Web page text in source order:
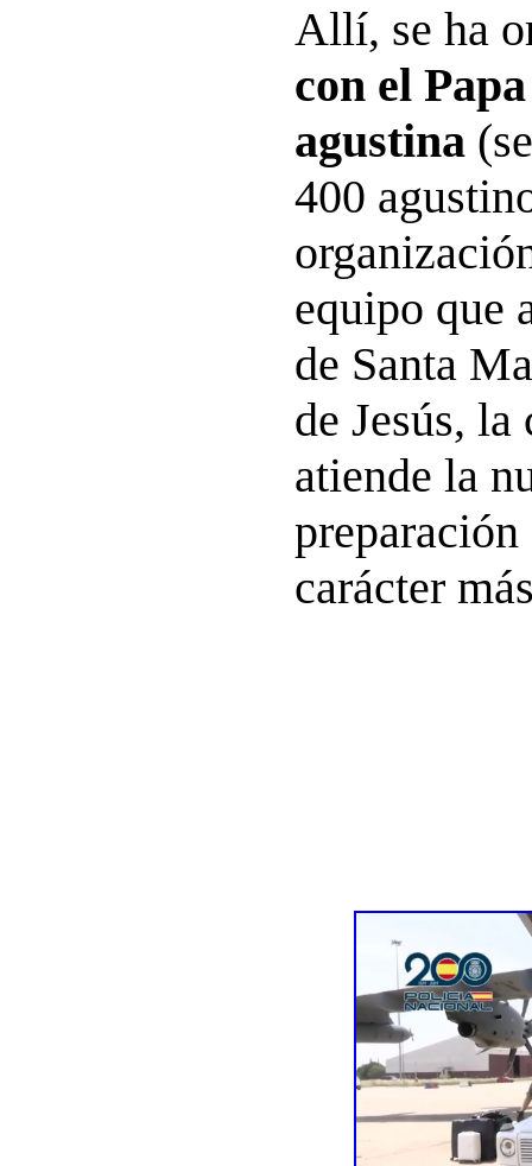
Allí, se ha
con el
agustina
400
equipo que
de Santa
de Jesús,
atiende la
preparación
carácter